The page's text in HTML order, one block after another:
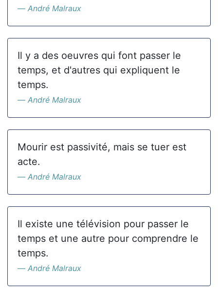
André Malraux
Il y a des oeuvres qui font passer le
temps, et d'autres qui expliquent le
temps.
André Malraux
Mourir est passivité, mais se tuer est
acte.
André Malraux
Il existe une télévision pour passer le
temps et une autre pour comprendre le
temps.
André Malraux